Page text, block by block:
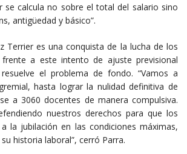
se calcula no sobre el total del salario sino
antigüedad y básico”.
Terrier es una conquista de la lucha de los
a este intento de ajuste previsional
el problema de fondo. “Vamos a
hasta lograr la nulidad definitiva de
a 3060 docentes de manera compulsiva.
nuestros derechos para que los
la jubilación en las condiciones máximas,
historia laboral”, cerró Parra.